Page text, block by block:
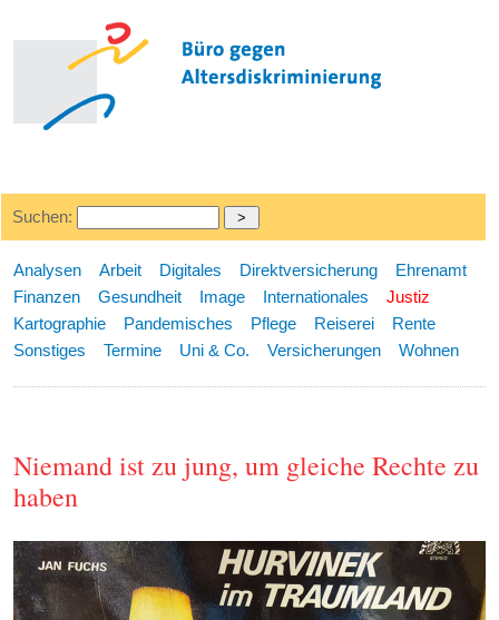
Suchen:
Analysen Arbeit Digitales Direktversicherung
Ehrenamt
Finanzen
Gesundheit Image Internationales
Justiz
Kartographie
Pandemisches Pflege Reiserei
Rente
Sonstiges
Termine Uni & Co. Versicherungen Wohnen
Niemand ist zu jung, um gleiche Rechte zu
haben